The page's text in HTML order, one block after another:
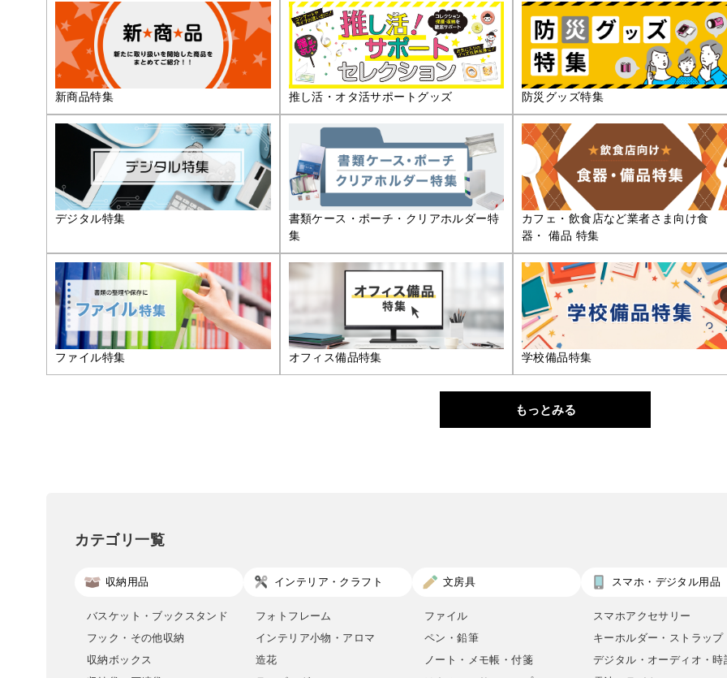
新商品特集 推し活・オタ活サポートグッズ 防災グッズ特集
デジタル特集
書類ケース・ポーチ・クリアホルダー特
集
カフェ・飲食店など業者さま向け食
器・ 備品 特集
ファイル特集 オフィス備品特集 学校備品特集
もっとみる
カテゴリ一覧
収納用品
バスケット・ブックスタンド
フック・その他収納
収納ボックス
インテリア・クラフト
フォトフレーム
インテリア小物・アロマ
造花
文房具
ファイル
ペン・鉛筆
ノート・メモ帳・付箋
スマホ・デジタル用品
スマホアクセサリー
キーホルダー・ストラップ
デジタル・オーディオ・時